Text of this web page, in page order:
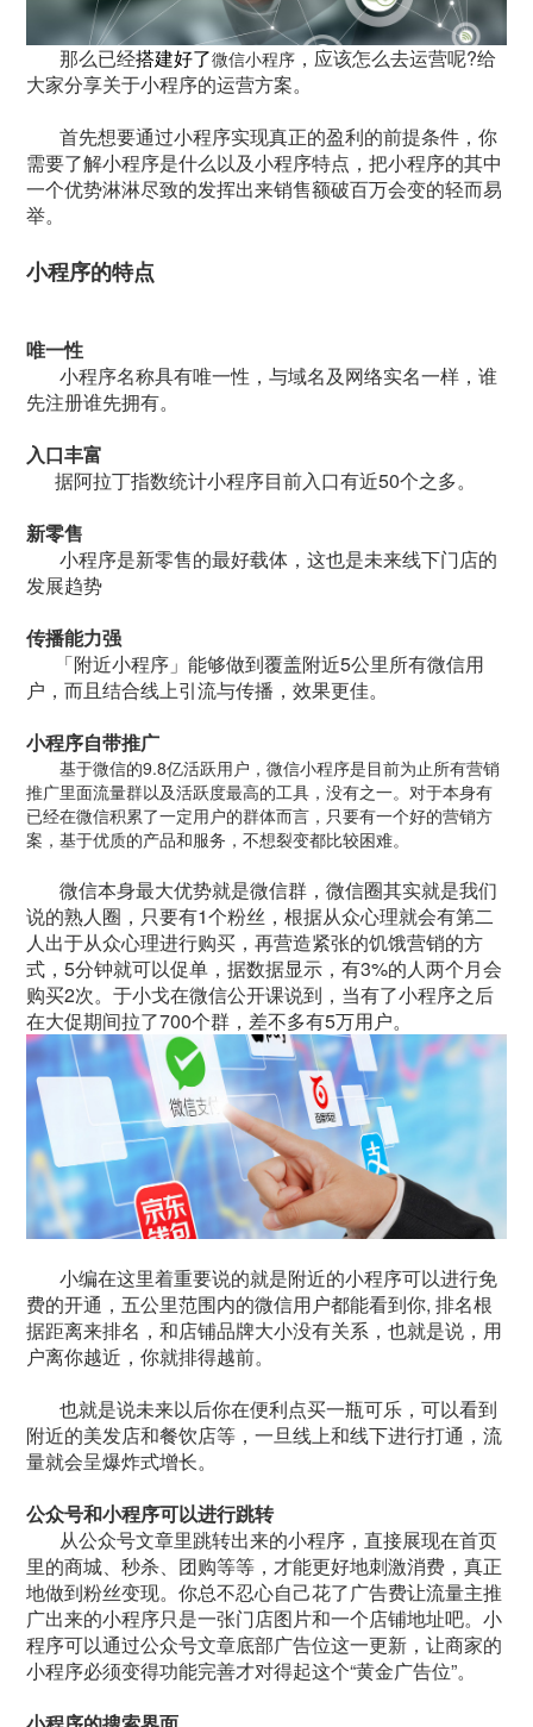
那么已经搭建好了微信小程序 ，应该怎么去运营呢?给
大家分享关于小程序的运营方案。
首先想要通过小程序实现真正的盈利的前提条件，你
需要了解小程序是什么以及小程序特点，把小程序的其中
一个优势淋淋尽致的发挥出来销售额破百万会变的轻而易
举。
小程序的特点
唯一性
小程序名称具有唯一性，与域名及网络实名一样，谁
先注册谁先拥有。
入口丰富
据阿拉丁指数统计小程序目前入口有近50个之多。
新零售
小程序是新零售的最好载体，这也是未来线下门店的
发展趋势
传播能力强
「附近小程序」能够做到覆盖附近5公里所有微信用
户，而且结合线上引流与传播，效果更佳。
小程序自带推广
基于微信的9.8亿活跃用户，微信小程序是目前为止所有营销
推广里面流量群以及活跃度最高的工具，没有之一。对于本身有
已经在微信积累了一定用户的群体而言，只要有一个好的营销方
案，基于优质的产品和服务，不想裂变都比较困难。
微信本身最大优势就是微信群，微信圈其实就是我们
说的熟人圈，只要有1个粉丝，根据从众心理就会有第二
人出于从众心理进行购买，再营造紧张的饥饿营销的方
式，5分钟就可以促单，据数据显示，有3%的人两个月会
购买2次。于小戈在微信公开课说到，当有了小程序之后
在大促期间拉了700个群，差不多有5万用户。
小编在这里着重要说的就是附近的小程序可以进行免
费的开通，五公里范围内的微信用户都能看到你, 排名根
据距离来排名，和店铺品牌大小没有关系，也就是说，用
户离你越近，你就排得越前。
也就是说未来以后你在便利点买一瓶可乐，可以看到
附近的美发店和餐饮店等，一旦线上和线下进行打通，流
量就会呈爆炸式增长。
公众号和小程序可以进行跳转
从公众号文章里跳转出来的小程序，直接展现在首页
里的商城、秒杀、团购等等，才能更好地刺激消费，真正
地做到粉丝变现。你总不忍心自己花了广告费让流量主推
广出来的小程序只是一张门店图片和一个店铺地址吧。小
程序可以通过公众号文章底部广告位这一更新，让商家的
小程序必须变得功能完善才对得起这个“黄金广告位”。